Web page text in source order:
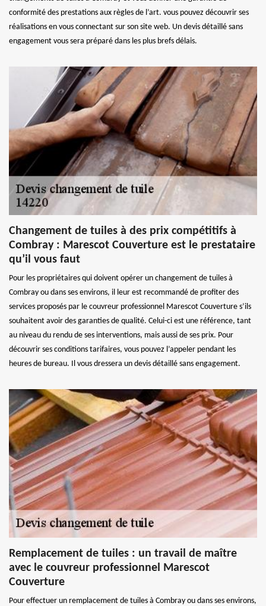
conformité des prestations aux règles de l’art. vous pouvez découvrir ses
réalisations en vous connectant sur son site web. Un devis détaillé sans
engagement vous sera préparé dans les plus brefs délais.
Changement de tuiles à des prix compétitifs à
Combray : Marescot Couverture est le prestataire
qu’il vous faut
Pour les propriétaires qui doivent opérer un changement de tuiles à
Combray ou dans ses environs, il leur est recommandé de profiter des
services proposés par le couvreur professionnel Marescot Couverture s’ils
souhaitent avoir des garanties de qualité. Celui-ci est une référence, tant
au niveau du rendu de ses interventions, mais aussi de ses prix. Pour
découvrir ses conditions tarifaires, vous pouvez l’appeler pendant les
heures de bureau. Il vous dressera un devis détaillé sans engagement.
Remplacement de tuiles : un travail de maître
avec le couvreur professionnel Marescot
Couverture
Pour effectuer un remplacement de tuiles à Combray ou dans ses environs,